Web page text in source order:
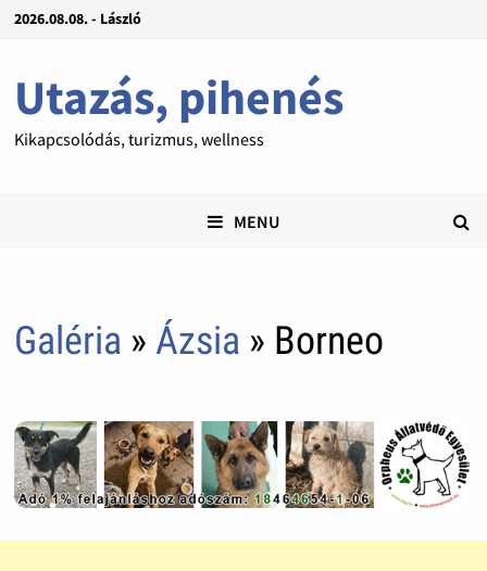
2026.08.08. - László
Utazás, pihenés
Kikapcsolódás, turizmus, wellness
MENU
Galéria » Ázsia » Borneo